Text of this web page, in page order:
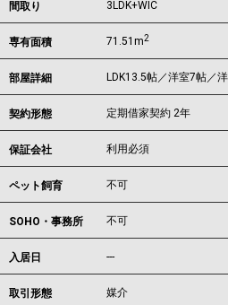
間取り 3LDK+WIC
専有面積 71.51m2
部屋詳細 LDK13.5帖／洋室7帖／
契約形態 定期借家契約 2年
保証会社 利用必須
ペット飼育 不可
SOHO・事務所 不可
入居日 ---
取引形態 媒介